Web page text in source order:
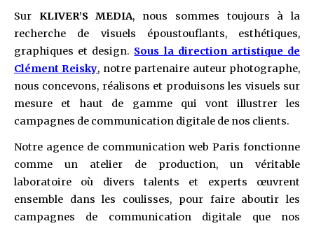
Sur KLIVER’S MEDIA, nous sommes toujours à la
recherche de visuels époustouflants, esthétiques,
graphiques et design. Sous la direction artistique de
Clément Reisky, notre partenaire auteur photographe,
nous concevons, réalisons et produisons les visuels sur
mesure et haut de gamme qui vont illustrer les
campagnes de communication digitale de nos clients.
Notre agence de communication web Paris fonctionne
comme un atelier de production, un véritable
laboratoire où divers talents et experts œuvrent
ensemble dans les coulisses, pour faire aboutir les
campagnes de communication digitale que nos